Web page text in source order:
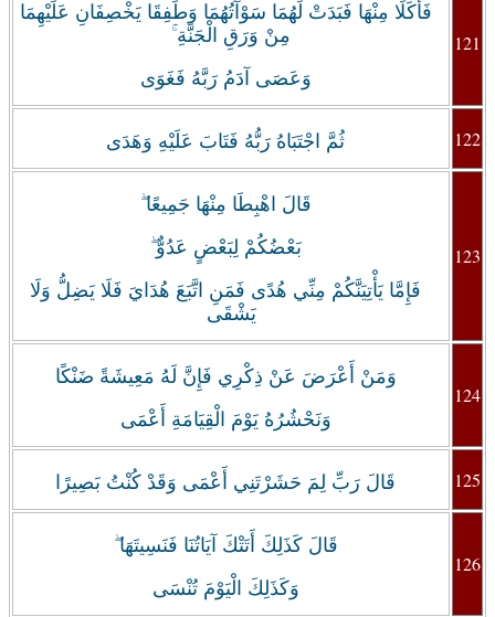
‏فَأَكَلَا مِنْهَا فَبَدَتْ لَهُمَا سَوْآتُهُمَا وَطَفِقَا يَخْصِفَانِ عَلَيْهِمَا
مِنْ وَرَقِ الْجَنَّةِ ۚ
وَعَصَى آدَمُ رَبَّهُ فَغَوَى
121
ثُمَّ اجْتَبَاهُ رَبُّهُ فَتَابَ عَلَيْهِ وَهَدَى 122
قَالَ اهْبِطَا مِنْهَا جَمِيعًا ۖ
بَعْضُكُمْ لِبَعْضٍ عَدُوٌّ ۖ
فَإِمَّا يَأْتِيَنَّكُمْ مِنِّي هُدًى فَمَنِ اتَّبَعَ هُدَايَ فَلَا يَضِلُّ وَلَا
يَشْقَى
123
وَمَنْ أَعْرَضَ عَنْ ذِكْرِي فَإِنَّ لَهُ مَعِيشَةً ضَنْكًا
وَنَحْشُرُهُ يَوْمَ الْقِيَامَةِ أَعْمَى
124
قَالَ رَبِّ لِمَ حَشَرْتَنِي أَعْمَى وَقَدْ كُنْتُ بَصِيرًا 125
قَالَ كَذَلِكَ أَتَتْكَ آيَاتُنَا فَنَسِيتَهَا ۖ
وَكَذَلِكَ الْيَوْمَ تُنْسَى
126